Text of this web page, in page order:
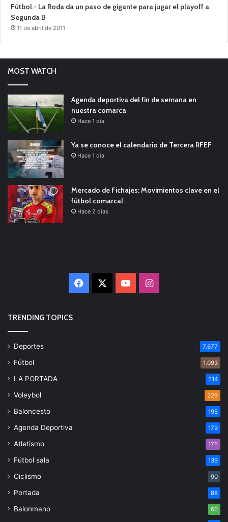
Fútbol.- La Roda da un paso de gigante para jugar el playoff a
Segunda B
11 de abril de 2011
MOST WATCH
Agenda deportiva del fin de semana en
nuestra comarca
Hace 1 día
Ya se conoce el calendario de Tercera RFEF
Hace 1 día
Mercado de Fichajes: Movimientos clave en el
fútbol comarcal
Hace 2 días
Facebook YouTubeInstagram
TRENDING TOPICS
Deportes 7.677
Fútbol 1.093
LA PORTADA 514
Voleybol 229
Baloncesto 195
Agenda Deportiva 179
Atletismo 175
Fútbol sala 139
Ciclismo 90
Portada 88
Balonmano 60